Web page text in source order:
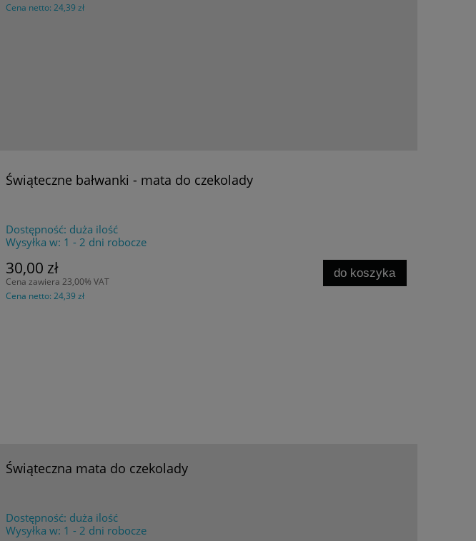
Cena netto:24,39 zł
Świąteczne bałwanki - mata do czekolady
Dostępność: duża ilość
Wysyłka w: 1 - 2 dni robocze
30,00 zł
Cena zawiera 23,00% VAT
Cena netto:24,39 zł
do koszyka
Świąteczna mata do czekolady
Dostępność: duża ilość
Wysyłka w: 1 - 2 dni robocze